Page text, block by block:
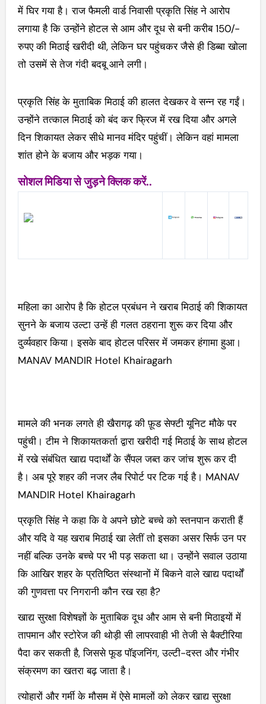
में घिर गया है। राज फैमली वार्ड निवासी प्रकृति सिंह ने आरोप
लगाया है कि उन्होंने होटल से आम और दूध से बनी करीब 150/-
रुपए की मिठाई खरीदी थी, लेकिन घर पहुंचकर जैसे ही डिब्बा खोला
तो उसमें से तेज गंदी बदबू आने लगी।
प्रकृति सिंह के मुताबिक मिठाई की हालत देखकर वे सन्न रह गईं।
उन्होंने तत्काल मिठाई को बंद कर फ्रिज में रख दिया और अगले
दिन शिकायत लेकर सीधे मानव मंदिर पहुंचीं। लेकिन वहां मामला
शांत होने के बजाय और भड़क गया।
सोशल मिडिया से जुड़ने क्लिक करें..
महिला का आरोप है कि होटल प्रबंधन ने खराब मिठाई की शिकायत
सुनने के बजाय उल्टा उन्हें ही गलत ठहराना शुरू कर दिया और
दुर्व्यवहार किया। इसके बाद होटल परिसर में जमकर हंगामा हुआ।
MANAV MANDIR Hotel Khairagarh
मामले की भनक लगते ही खैरागढ़ की फ़ूड सेफ्टी यूनिट मौके पर
पहुंची। टीम ने शिकायतकर्ता द्वारा खरीदी गई मिठाई के साथ होटल
में रखे संबंधित खाद्य पदार्थों के सैंपल जब्त कर जांच शुरू कर दी
है। अब पूरे शहर की नजर लैब रिपोर्ट पर टिक गई है। MANAV
MANDIR Hotel Khairagarh
प्रकृति सिंह ने कहा कि वे अपने छोटे बच्चे को स्तनपान कराती हैं
और यदि वे यह खराब मिठाई खा लेतीं तो इसका असर सिर्फ उन पर
नहीं बल्कि उनके बच्चे पर भी पड़ सकता था। उन्होंने सवाल उठाया
कि आखिर शहर के प्रतिष्ठित संस्थानों में बिकने वाले खाद्य पदार्थों
की गुणवत्ता पर निगरानी कौन रख रहा है?
खाद्य सुरक्षा विशेषज्ञों के मुताबिक दूध और आम से बनी मिठाइयों में
तापमान और स्टोरेज की थोड़ी सी लापरवाही भी तेजी से बैक्टीरिया
पैदा कर सकती है, जिससे फूड पॉइजनिंग, उल्टी-दस्त और गंभीर
संक्रमण का खतरा बढ़ जाता है।
त्योहारों और गर्मी के मौसम में ऐसे मामलों को लेकर खाद्य सुरक्षा